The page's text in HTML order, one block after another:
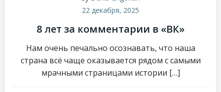
22 декабря, 2025
8 лет за комментарии в «ВК»
Нам очень печально осознавать, что наша
страна всё чаще оказывается рядом с самыми
мрачными страницами истории […]